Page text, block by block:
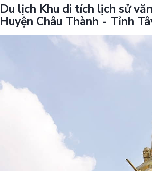
Du lịch Khu di tích lịch sử
Huyện Châu Thành - Tỉnh